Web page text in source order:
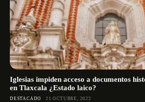
Iglesias impiden acceso a documentos
en Tlaxcala ¿Estado laico?
DESTACADO 21 OCTUBRE, 2022